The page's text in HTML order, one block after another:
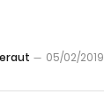
05/02/2019